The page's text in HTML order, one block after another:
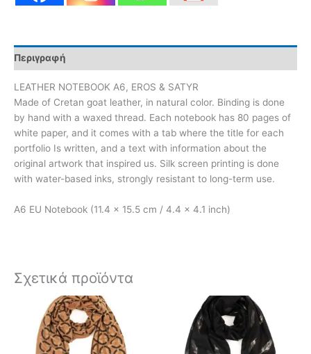
Περιγραφή
LEATHER NOTEBOOK A6, EROS & SATYR
Made of Cretan goat leather, in natural color. Binding is done
by hand with a waxed thread. Each notebook has 80 pages of
white paper, and it comes with a tab where the title for each
portfolio Is written, and a text with information about the
original artwork that inspired us. Silk screen printing is done
with water-based inks, strongly resistant to long-term use.
A6 EU Notebook (11.4 x 15.5 cm / 4.4 x 4.1 inch)
Σχετικά προϊόντα